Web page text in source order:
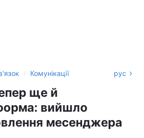
› Комунікації рус
ще й
вийшло
месенджера